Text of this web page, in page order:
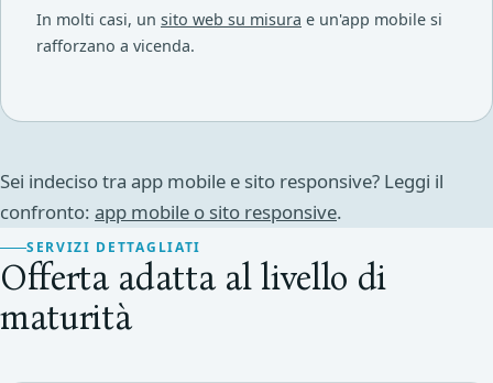
In molti casi, un sito web su misura e un'app mobile si
rafforzano a vicenda.
Sei indeciso tra app mobile e sito responsive? Leggi il
confronto: app mobile o sito responsive.
SERVIZI DETTAGLIATI
Offerta adatta al livello di
maturità